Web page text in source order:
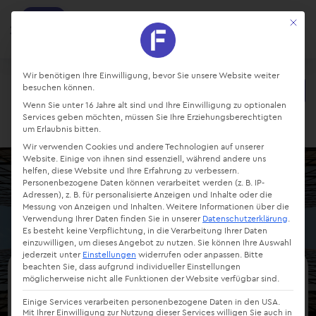
Projekte und Aufgaben managen
Kostenlos - Bei Google Play
Ansehen
Login
Audit
Mit
Datenschutz-Präferenz
Wir benötigen Ihre Einwilligung, bevor Sie unsere Website weiter
besuchen können.
Wenn Sie unter 16 Jahre alt sind und Ihre Einwilligung zu optionalen
Services geben möchten, müssen Sie Ihre Erziehungsberechtigten
um Erlaubnis bitten.
Wir verwenden Cookies und andere Technologien auf unserer
Website. Einige von ihnen sind essenziell, während andere uns
helfen, diese Website und Ihre Erfahrung zu verbessern.
Personenbezogene Daten können verarbeitet werden (z. B. IP-
Adressen), z. B. für personalisierte Anzeigen und Inhalte oder die
Messung von Anzeigen und Inhalten.Weitere Informationen über die
Verwendung Ihrer Daten finden Sie in unserer Datenschutzerklärung.
Es besteht keine Verpflichtung, in die Verarbeitung Ihrer Daten
einzuwilligen, um dieses Angebot zu nutzen. Sie können Ihre Auswahl
jederzeit unter Einstellungen widerrufen oder anpassen. Bitte
beachten Sie, dass aufgrund individueller Einstellungen
möglicherweise nicht alle Funktionen der Website verfügbar sind.
Einige Services verarbeiten personenbezogene Daten in den USA.
Mit Ihrer Einwilligung zur Nutzung dieser Services willigen Sie auch in